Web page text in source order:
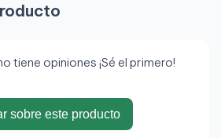
tiene opiniones ¡Sé el primero!
sobre este producto